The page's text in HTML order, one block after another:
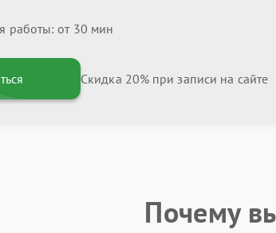
работы: от 30 мин
Скидка 20% при записи на сайте
Почему